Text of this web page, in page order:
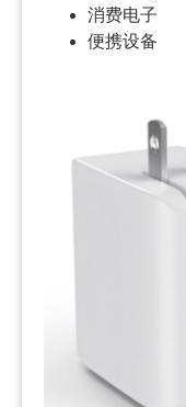
消费电子
便携设备